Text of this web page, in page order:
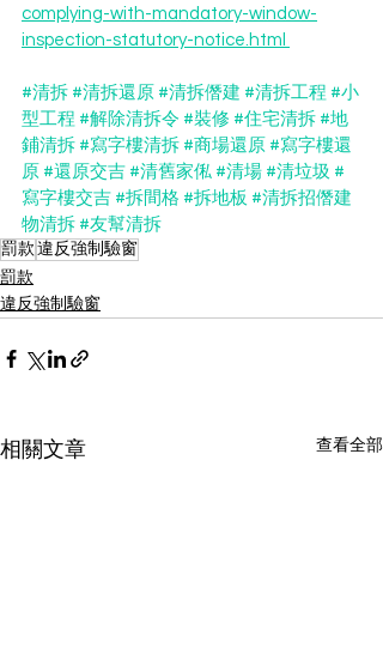
complying-with-mandatory-window-
inspection-statutory-notice.html
#清拆 #清拆還原 #清拆僭建 #清拆工程 #小
型工程 #解除清拆令 #裝修 #住宅清拆 #地
鋪清拆 #寫字樓清拆 #商場還原 #寫字樓還
原 #還原交吉 #清舊家俬 #清場 #清垃圾 #
寫字樓交吉 #拆間格 #拆地板 #清拆招僭建
物清拆 #友幫清拆
罰款 違反強制驗窗
罰款
違反強制驗窗
相關文章 查看全部